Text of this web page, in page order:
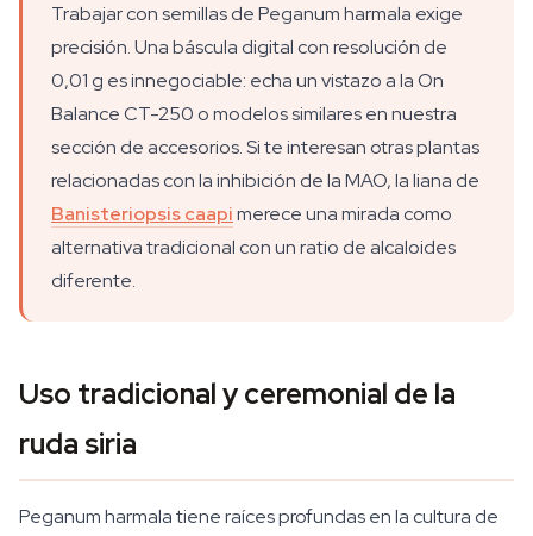
Trabajar con semillas de Peganum harmala exige
precisión. Una báscula digital con resolución de
0,01 g es innegociable: echa un vistazo a la On
Balance CT-250 o modelos similares en nuestra
sección de accesorios. Si te interesan otras plantas
relacionadas con la inhibición de la MAO, la liana de
Banisteriopsis caapimerece una mirada como
alternativa tradicional con un ratio de alcaloides
diferente.
Uso tradicional y ceremonial de la
ruda siria
Peganum harmala tiene raíces profundas en la cultura de